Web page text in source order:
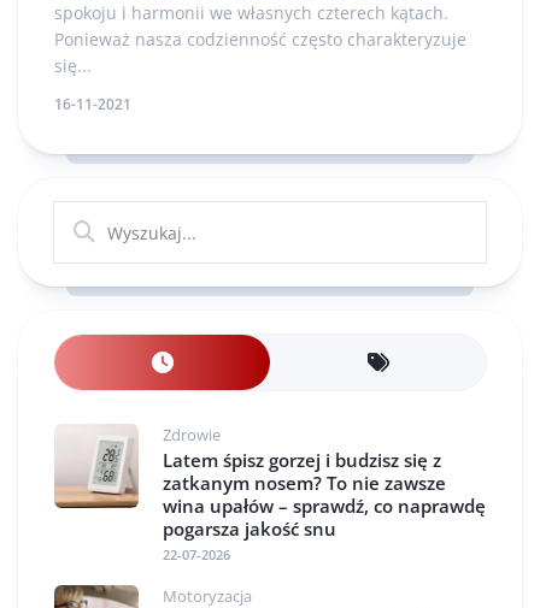
spokoju i harmonii we własnych czterech kątach.
Ponieważ nasza codzienność często charakteryzuje
się...
16-11-2021
Zdrowie
Latem śpisz gorzej i budzisz się z
zatkanym nosem? To nie zawsze
wina upałów – sprawdź, co naprawdę
pogarsza jakość snu
22-07-2026
Motoryzacja